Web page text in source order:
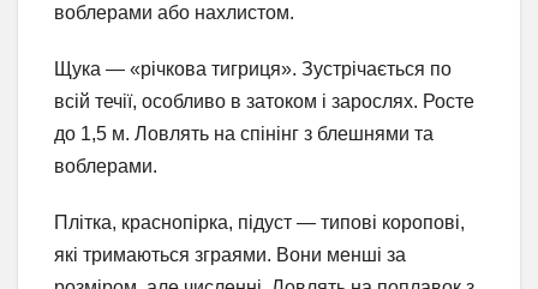
воблерами або нахлистом.
Щука — «річкова тигриця». Зустрічається по
всій течії, особливо в затоком і зарослях. Росте
до 1,5 м. Ловлять на спінінг з блешнями та
воблерами.
Плітка, краснопірка, підуст — типові коропові,
які тримаються зграями. Вони менші за